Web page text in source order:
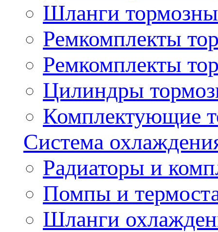
Шланги
Ремкомплекты
Ремкомплекты
Цилиндры
Комплектующие
Система
Радиаторы и
Помпы и
Шланги